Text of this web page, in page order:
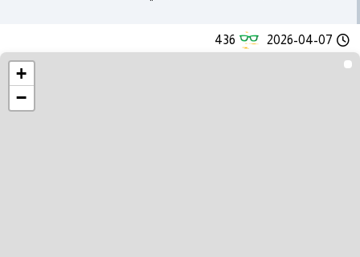
2026-04-07
436
+
−